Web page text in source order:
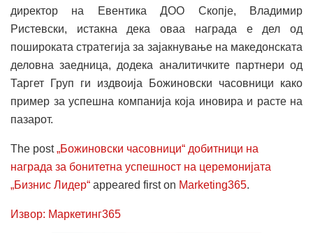
директор на Евентика ДОО Скопје, Владимир
Ристевски, истакна дека оваа награда е дел од
пошироката стратегија за зајакнување на македонската
деловна заедница, додека аналитичките партнери од
Таргет Груп ги издвоија Божиновски часовници како
пример за успешна компанија која иновира и расте на
пазарот.
The post„Божиновски часовници“ добитници на
награда за бонитетна успешност на церемонијата
„Бизнис Лидер“ appeared first on Marketing365.
Извор: Маркетинг365